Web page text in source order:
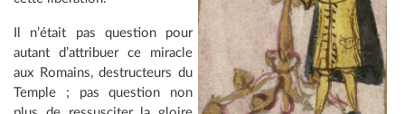
Il n’était pas question pour
autant d’attribuer ce miracle
aux Romains, destructeurs du
Temple ; pas question non